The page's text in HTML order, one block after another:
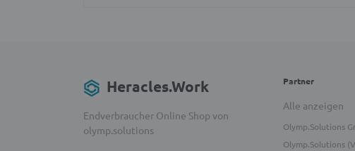
Heracles.Work
Endverbraucher Online Shop von
olymp.solutions
Partner
Alle anzeigen
Olymp.Solutions
Olymp.Solutions